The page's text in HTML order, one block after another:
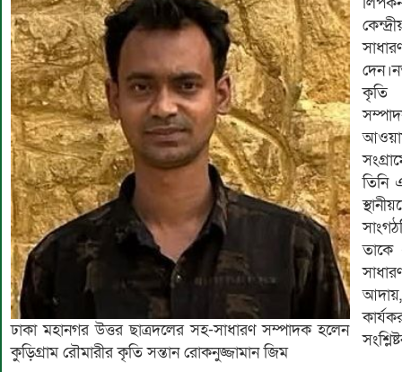
ঢাকা মহানগর উত্তর ছাত্রদলের সহ-সাধারণ সম্পাদক হলেন
কুড়িগ্রাম রৌমারীর কৃতি সন্তান রোকনুজ্জামান জিম
কৃতি
তিনি
তাকে